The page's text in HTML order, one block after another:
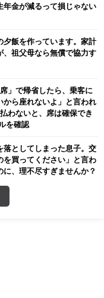
年金が減るって損じゃない
夕飯を作っています。家計
、祖父母なら無償で協力す
」で帰省したら、乗客に
から座れないよ」と言われ
わないと、席は確保でき
を確認
落としてしまった息子。交
を買ってください」と言わ
、理不尽すぎませんか？